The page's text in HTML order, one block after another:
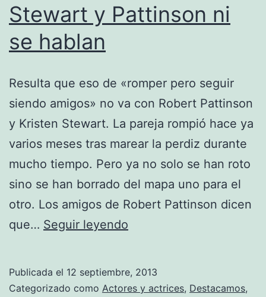
Stewart y Pattinson ni
se hablan
Resulta que eso de «romper pero seguir
siendo amigos» no va con Robert Pattinson
y Kristen Stewart. La pareja rompió hace ya
varios meses tras marear la perdiz durante
mucho tiempo. Pero ya no solo se han roto
sino se han borrado del mapa uno para el
otro. Los amigos de Robert Pattinson dicen
que… Seguir leyendo
ni
Publicada el 12 septiembre, 2013
Categorizado como Actores y actrices, Destacamos,